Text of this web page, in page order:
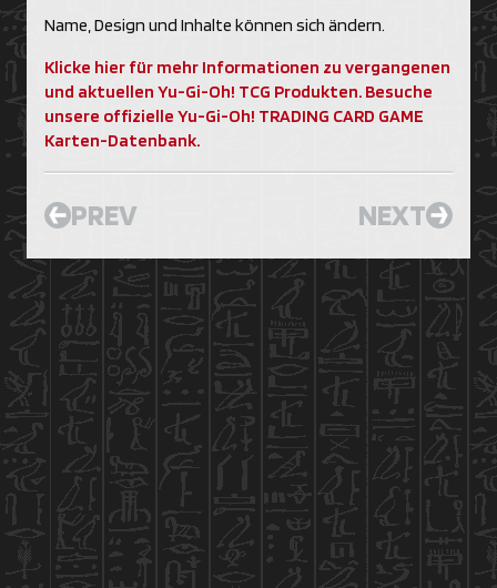
Name, Design und Inhalte können sich ändern.
Klicke hier für mehr Informationen zu vergangenen
und aktuellen Yu-Gi-Oh! TCG Produkten. Besuche
unsere offizielle Yu-Gi-Oh! TRADING CARD GAME
Karten-Datenbank.
PREV NEXT